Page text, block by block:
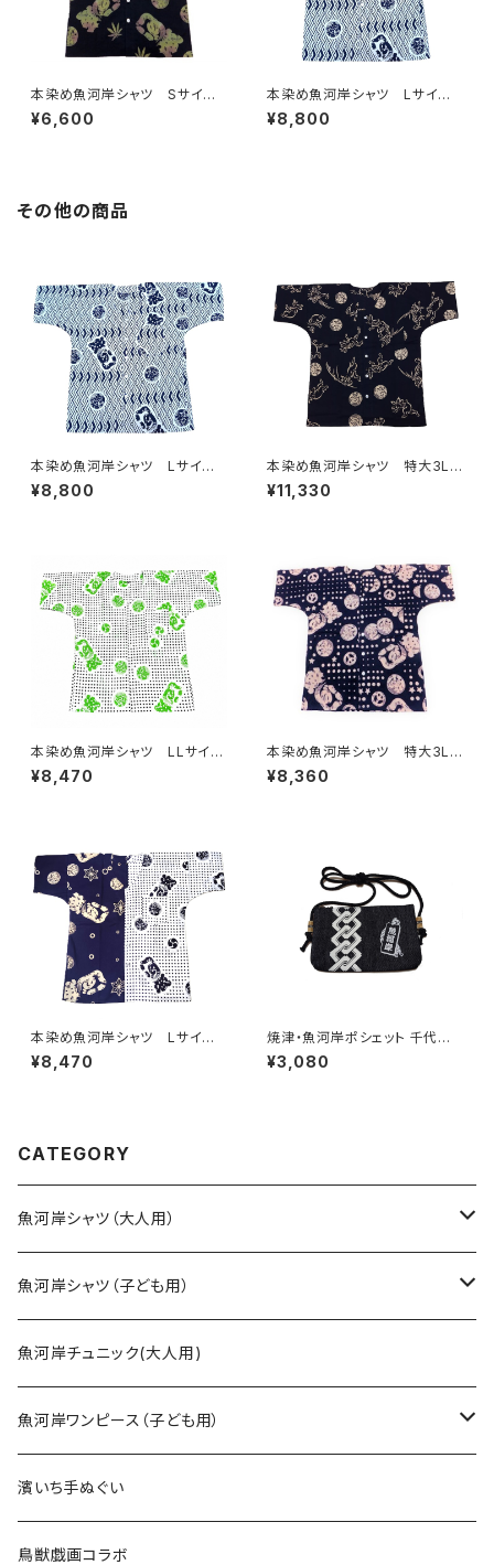
本染め魚河岸シャツ Sサイ
ズ 認定証付き 木綿晒 麻の
葉柄 黒×迷彩カモ 日本製
¥6,600
本染め魚河岸シャツ Lサイ
ズ 認定証付き 木綿晒 菱青
海波×伝統魚河岸柄 白×紺
¥8,800
その他の商品
本染め魚河岸シャツ Lサイ
ズ 認定証付き 木綿晒 菱青
海波×伝統魚河岸柄 白×紺
¥8,800
本染め魚河岸シャツ 特大3Lサ
イズ 国宝・鳥獣戯画 高山寺
公認 認定証付き 木綿晒 黒
いちシャツ 焼津 浜通り 港
町
¥11,330
本染め魚河岸シャツ LLサイ
ズ 認定証付き 木綿晒 伝統
豆絞り柄 巴紋 白×紺＆黄
津 浜通り 港町 祭り
¥8,470
本染め魚河岸シャツ 特大3Lサ
イズ 認定証付き 木綿晒 星
柄入り豆絞り 紺×白 日本
¥8,360
本染め魚河岸シャツ Lサイ
ズ 認定証付き 木綿晒 日本
製 涼麻柄×伝統豆絞り柄 紺
津 浜通り 港町
¥8,470
焼津・魚河岸ポシェット 千代掛
けポーチ 【千社札吉原繋ぎ 魚
河岸】チャック付き デニム素材
¥3,080
CATEGORY
魚河岸シャツ（大人用）
SSサイズ
Sサイズ
Mサイズ
Lサイズ
LLサイズ
魚河岸シャツ（子ども用）
90cm
100cm
110cm
120cm
魚河岸チュニック(大人用)
魚河岸ワンピース（子ども用）
100cm
120cm
濱いち手ぬぐい
鳥獣戯画コラボ